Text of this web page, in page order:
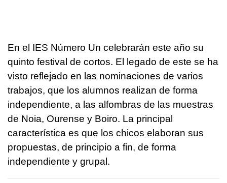
En el IES Número Un celebrarán este año su
quinto festival de cortos. El legado de este se ha
visto reflejado en las nominaciones de varios
trabajos, que los alumnos realizan de forma
independiente, a las alfombras de las muestras
de Noia, Ourense y Boiro. La principal
característica es que los chicos elaboran sus
propuestas, de principio a fin, de forma
independiente y grupal.